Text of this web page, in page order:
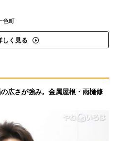
色町
しく見る
広さが強み。金属屋根・雨樋修